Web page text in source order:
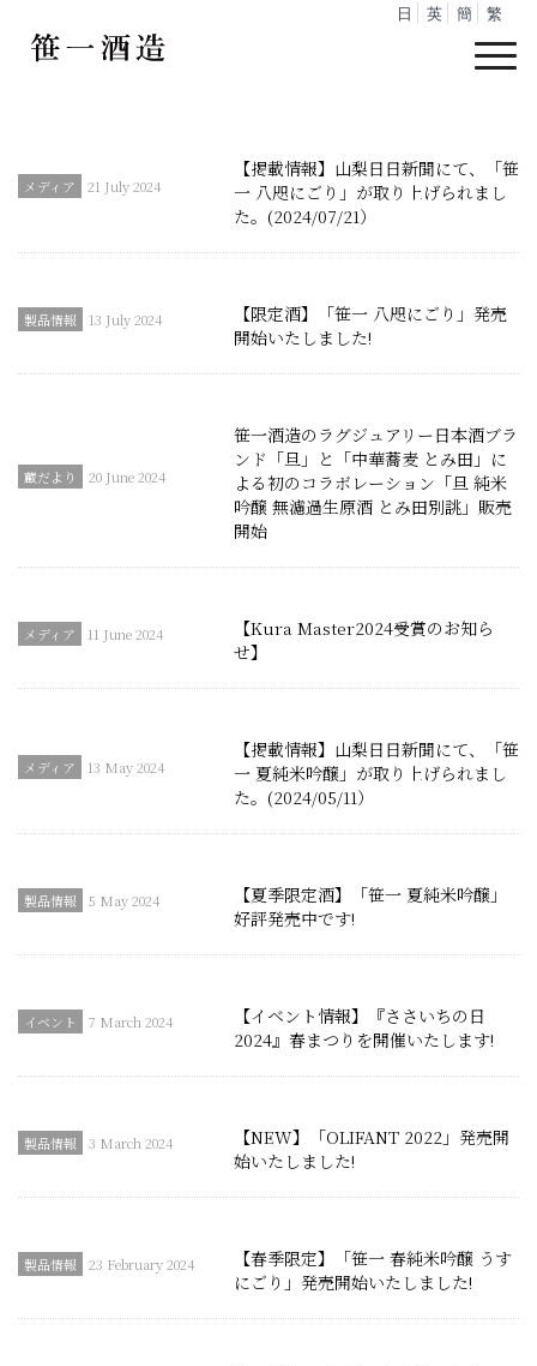
日 英 簡 繁
21 July 2024
【掲載情報】山梨日日新聞にて、「笹
一 八咫にごり」が取り上げられまし
た。(2024/07/21）
13 July 2024
【限定酒】「笹一 八咫にごり」発売
開始いたしました!
20 June 2024
笹一酒造のラグジュアリー日本酒ブラ
ンド「旦」と「中華蕎麦 とみ田」に
よる初のコラボレーション「旦 純米
吟醸 無濾過生原酒 とみ田別誂」販売
開始
11 June 2024
【Kura Master2024受賞のお知ら
せ】
13 May 2024
【掲載情報】山梨日日新聞にて、「笹
一 夏純米吟醸」が取り上げられまし
た。(2024/05/11）
5 May 2024
【夏季限定酒】「笹一 夏純米吟醸」
好評発売中です!
7 March 2024
【イベント情報】『ささいちの日
2024』春まつりを開催いたします!
3 March 2024
【NEW】「OLIFANT 2022」発売開
始いたしました!
23 February 2024
【春季限定】「笹一 春純米吟醸 うす
にごり」発売開始いたしました!